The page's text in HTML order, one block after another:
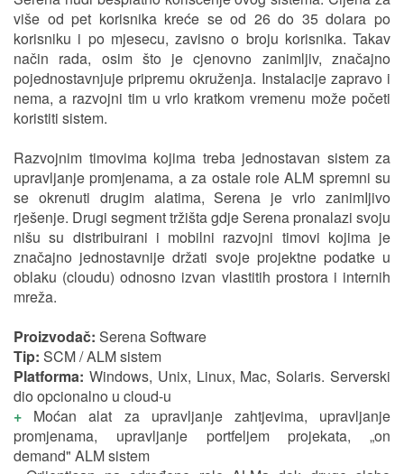
više od pet korisnika kreće se od 26 do 35 dolara po
korisniku i po mjesecu, zavisno o broju korisnika. Takav
način rada, osim što je cjenovno zanimljiv, značajno
pojednostavnjuje pripremu okruženja. Instalacije zapravo i
nema, a razvojni tim u vrlo kratkom vremenu može početi
koristiti sistem.
Razvojnim timovima kojima treba jednostavan sistem za
upravljanje promjenama, a za ostale role ALM spremni su
se okrenuti drugim alatima, Serena je vrlo zanimIjivo
rješenje. Drugi segment tržišta gdje Serena pronalazi svoju
nišu su distribuirani i mobilni razvojni timovi kojima je
značajno jednostavnije držati svoje projektne podatke u
oblaku (cloudu) odnosno izvan vlastitih prostora i internih
mreža.
Proizvodač: Serena Software
Tip: SCM / ALM sistem
Platforma: Windows, Unix, Linux, Mac, Solaris. Serverski
dio opcionalno u cloud-u
+ Moćan alat za upravljanje zahtjevima, upravljanje
promjenama, upravljanje portfeljem projekata, „on
demand" ALM sistem